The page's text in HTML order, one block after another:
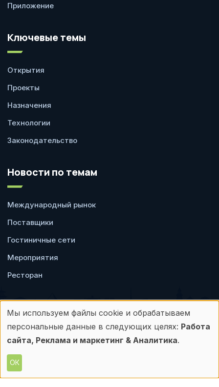
Приложение
Ключевые темы
Открытия
Проекты
Назначения
Технологии
Законодательство
Новости по темам
Международный рынок
Поставщики
Гостиничные сети
Мероприятия
Ресторан
Пользовательское
соглашение
Политика
конфиденциальности
Любое использование материалов с данного
Использование
персональных
данных
и
Мы используем файлы cookie и обрабатываем
персональные данные в следующих целях: Работа
сайта, Реклама и маркетинг & Аналитика.
ОК